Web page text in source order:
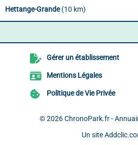
Hettange-Grande(10 km)
Gérer un établissement
Mentions Légales
Politique de Vie Privée
© 2026 ChronoPark.fr -
Un site